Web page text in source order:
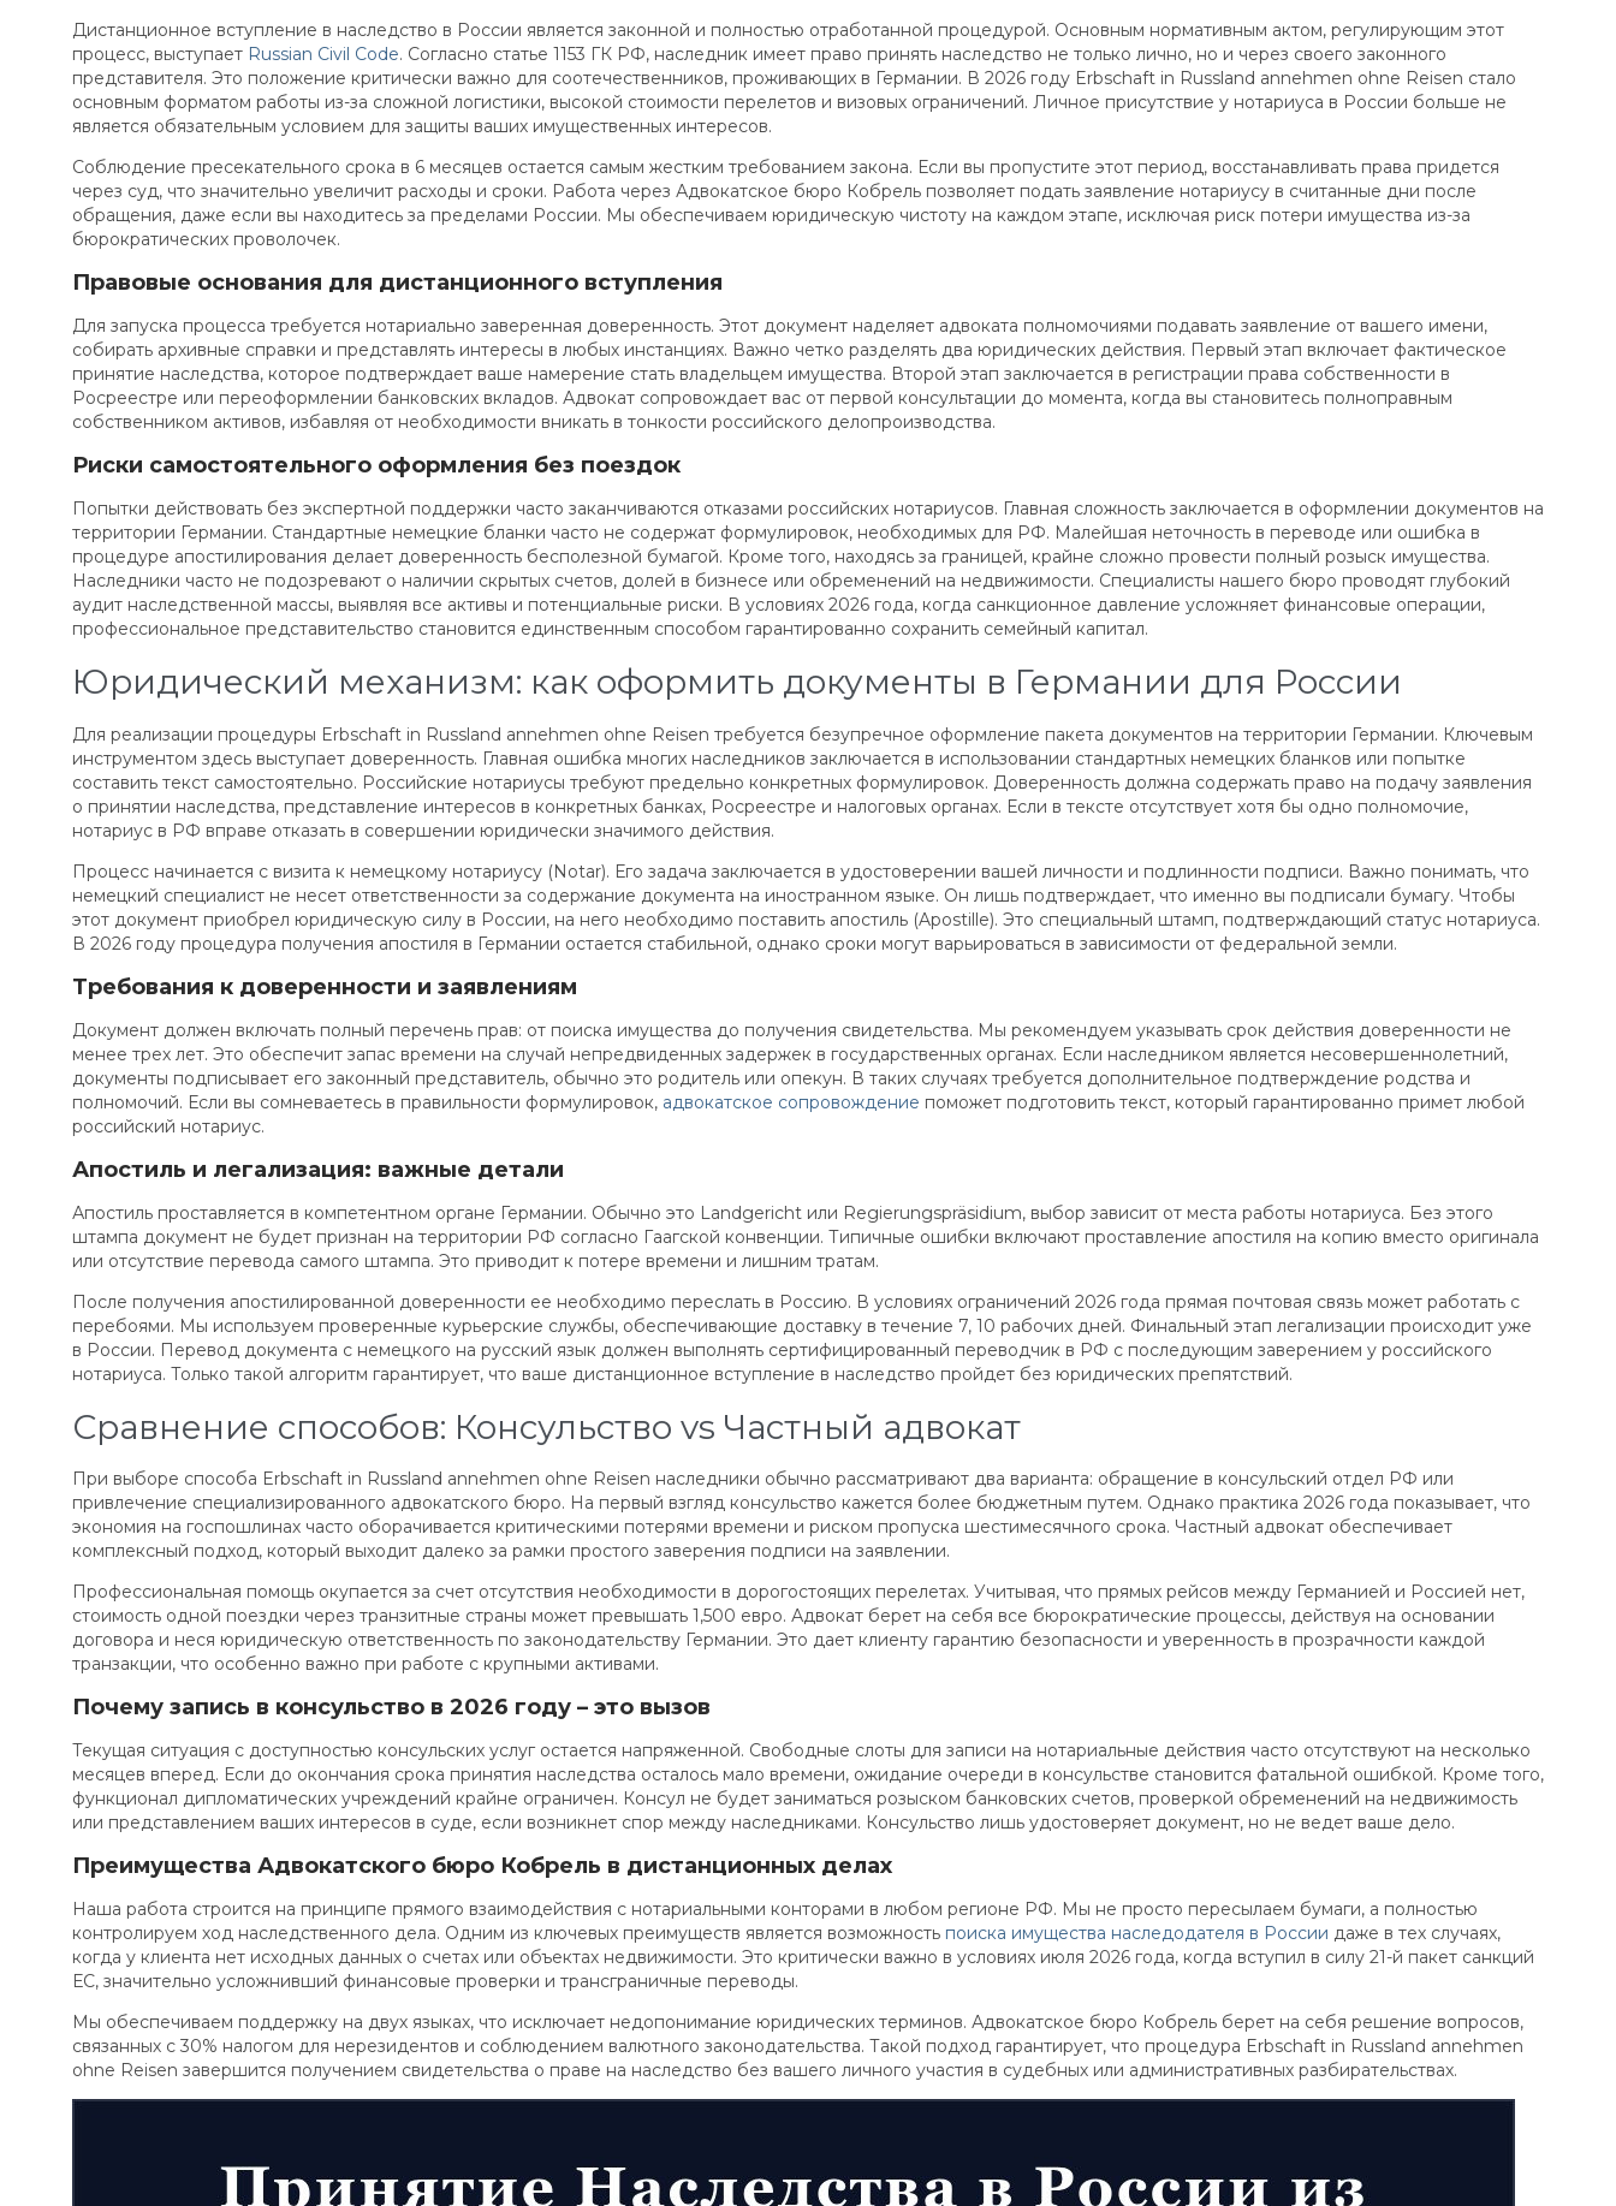
Дистанционное вступление в наследство в России является законной и полностью отработанной процедурой. Основным нормативным актом, регулирующим этот
процесс, выступает Russian Civil Code. Согласно статье 1153 ГК РФ, наследник имеет право принять наследство не только лично, но и через своего законного
представителя. Это положение критически важно для соотечественников, проживающих в Германии. В 2026 году Erbschaft in Russland annehmen ohne Reisen стало
основным форматом работы из-за сложной логистики, высокой стоимости перелетов и визовых ограничений. Личное присутствие у нотариуса в России больше не
является обязательным условием для защиты ваших имущественных интересов.
Соблюдение пресекательного срока в 6 месяцев остается самым жестким требованием закона. Если вы пропустите этот период, восстанавливать права придется
через суд, что значительно увеличит расходы и сроки. Работа через Адвокатское бюро Кобрель позволяет подать заявление нотариусу в считанные дни после
обращения, даже если вы находитесь за пределами России. Мы обеспечиваем юридическую чистоту на каждом этапе, исключая риск потери имущества из-за
бюрократических проволочек.
Правовые основания для дистанционного вступления
Для запуска процесса требуется нотариально заверенная доверенность. Этот документ наделяет адвоката полномочиями подавать заявление от вашего имени,
собирать архивные справки и представлять интересы в любых инстанциях. Важно четко разделять два юридических действия. Первый этап включает фактическое
принятие наследства, которое подтверждает ваше намерение стать владельцем имущества. Второй этап заключается в регистрации права собственности в
Росреестре или переоформлении банковских вкладов. Адвокат сопровождает вас от первой консультации до момента, когда вы становитесь полноправным
собственником активов, избавляя от необходимости вникать в тонкости российского делопроизводства.
Риски самостоятельного оформления без поездок
Попытки действовать без экспертной поддержки часто заканчиваются отказами российских нотариусов. Главная сложность заключается в оформлении документов на
территории Германии. Стандартные немецкие бланки часто не содержат формулировок, необходимых для РФ. Малейшая неточность в переводе или ошибка в
процедуре апостилирования делает доверенность бесполезной бумагой. Кроме того, находясь за границей, крайне сложно провести полный розыск имущества.
Наследники часто не подозревают о наличии скрытых счетов, долей в бизнесе или обременений на недвижимости. Специалисты нашего бюро проводят глубокий
аудит наследственной массы, выявляя все активы и потенциальные риски. В условиях 2026 года, когда санкционное давление усложняет финансовые операции,
профессиональное представительство становится единственным способом гарантированно сохранить семейный капитал.
Юридический механизм: как оформить документы в Германии для России
Для реализации процедуры Erbschaft in Russland annehmen ohne Reisen требуется безупречное оформление пакета документов на территории Германии. Ключевым
инструментом здесь выступает доверенность. Главная ошибка многих наследников заключается в использовании стандартных немецких бланков или попытке
составить текст самостоятельно. Российские нотариусы требуют предельно конкретных формулировок. Доверенность должна содержать право на подачу заявления
о принятии наследства, представление интересов в конкретных банках, Росреестре и налоговых органах. Если в тексте отсутствует хотя бы одно полномочие,
нотариус в РФ вправе отказать в совершении юридически значимого действия.
Процесс начинается с визита к немецкому нотариусу (Notar). Его задача заключается в удостоверении вашей личности и подлинности подписи. Важно понимать, что
немецкий специалист не несет ответственности за содержание документа на иностранном языке. Он лишь подтверждает, что именно вы подписали бумагу. Чтобы
этот документ приобрел юридическую силу в России, на него необходимо поставить апостиль (Apostille). Это специальный штамп, подтверждающий статус нотариуса.
В 2026 году процедура получения апостиля в Германии остается стабильной, однако сроки могут варьироваться в зависимости от федеральной земли.
Требования к доверенности и заявлениям
Документ должен включать полный перечень прав: от поиска имущества до получения свидетельства. Мы рекомендуем указывать срок действия доверенности не
менее трех лет. Это обеспечит запас времени на случай непредвиденных задержек в государственных органах. Если наследником является несовершеннолетний,
документы подписывает его законный представитель, обычно это родитель или опекун. В таких случаях требуется дополнительное подтверждение родства и
полномочий. Если вы сомневаетесь в правильности формулировок, адвокатское сопровождение поможет подготовить текст, который гарантированно примет любой
российский нотариус.
Апостиль и легализация: важные детали
Апостиль проставляется в компетентном органе Германии. Обычно это Landgericht или Regierungspräsidium, выбор зависит от места работы нотариуса. Без этого
штампа документ не будет признан на территории РФ согласно Гаагской конвенции. Типичные ошибки включают проставление апостиля на копию вместо оригинала
или отсутствие перевода самого штампа. Это приводит к потере времени и лишним тратам.
После получения апостилированной доверенности ее необходимо переслать в Россию. В условиях ограничений 2026 года прямая почтовая связь может работать с
перебоями. Мы используем проверенные курьерские службы, обеспечивающие доставку в течение 7, 10 рабочих дней. Финальный этап легализации происходит уже
в России. Перевод документа с немецкого на русский язык должен выполнять сертифицированный переводчик в РФ с последующим заверением у российского
нотариуса. Только такой алгоритм гарантирует, что ваше дистанционное вступление в наследство пройдет без юридических препятствий.
Сравнение способов: Консульство vs Частный адвокат
При выборе способа Erbschaft in Russland annehmen ohne Reisen наследники обычно рассматривают два варианта: обращение в консульский отдел РФ или
привлечение специализированного адвокатского бюро. На первый взгляд консульство кажется более бюджетным путем. Однако практика 2026 года показывает, что
экономия на госпошлинах часто оборачивается критическими потерями времени и риском пропуска шестимесячного срока. Частный адвокат обеспечивает
комплексный подход, который выходит далеко за рамки простого заверения подписи на заявлении.
Профессиональная помощь окупается за счет отсутствия необходимости в дорогостоящих перелетах. Учитывая, что прямых рейсов между Германией и Россией нет,
стоимость одной поездки через транзитные страны может превышать 1,500 евро. Адвокат берет на себя все бюрократические процессы, действуя на основании
договора и неся юридическую ответственность по законодательству Германии. Это дает клиенту гарантию безопасности и уверенность в прозрачности каждой
транзакции, что особенно важно при работе с крупными активами.
Почему запись в консульство в 2026 году – это вызов
Текущая ситуация с доступностью консульских услуг остается напряженной. Свободные слоты для записи на нотариальные действия часто отсутствуют на несколько
месяцев вперед. Если до окончания срока принятия наследства осталось мало времени, ожидание очереди в консульстве становится фатальной ошибкой. Кроме того,
функционал дипломатических учреждений крайне ограничен. Консул не будет заниматься розыском банковских счетов, проверкой обременений на недвижимость
или представлением ваших интересов в суде, если возникнет спор между наследниками. Консульство лишь удостоверяет документ, но не ведет ваше дело.
Преимущества Адвокатского бюро Кобрель в дистанционных делах
Наша работа строится на принципе прямого взаимодействия с нотариальными конторами в любом регионе РФ. Мы не просто пересылаем бумаги, а полностью
контролируем ход наследственного дела. Одним из ключевых преимуществ является возможность поиска имущества наследодателя в России даже в тех случаях,
когда у клиента нет исходных данных о счетах или объектах недвижимости. Это критически важно в условиях июля 2026 года, когда вступил в силу 21-й пакет санкций
ЕС, значительно усложнивший финансовые проверки и трансграничные переводы.
Мы обеспечиваем поддержку на двух языках, что исключает недопонимание юридических терминов. Адвокатское бюро Кобрель берет на себя решение вопросов,
связанных с 30% налогом для нерезидентов и соблюдением валютного законодательства. Такой подход гарантирует, что процедура Erbschaft in Russland annehmen
ohne Reisen завершится получением свидетельства о праве на наследство без вашего личного участия в судебных или административных разбирательствах.